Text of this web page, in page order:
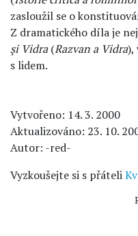
zasloužil se o
Z dramatického díla je
şi Vidra(Razvan a Vidra),
s lidem.
Vytvořeno: 14. 3. 2000
Aktualizováno: 23. 10.
Autor: -red-
Vyzkoušejte si s přáteli